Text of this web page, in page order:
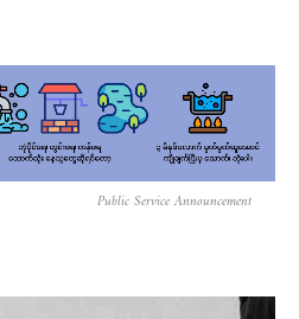
Public Service Announcement